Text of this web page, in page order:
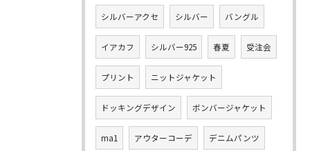
シルバーアクセ シルバー バングル
イアカフ シルバー925 春夏 受注会
プリント ニットジャケット
ドッキングデザイン ボンバージャケット
ma1 アウターコーデ デニムパンツ